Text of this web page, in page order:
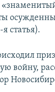
статья).
войну,